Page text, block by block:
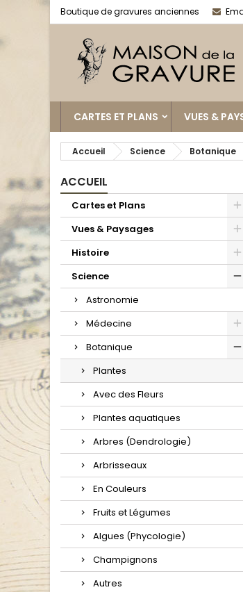
Boutique de gravures anciennes
CARTES ET PLANS VUES &
Accueil Science Botanique
ACCUEIL
Cartes et Plans
Vues & Paysages
Histoire
Science
Astronomie
Médecine
Botanique
Plantes
Avec des Fleurs
Plantes aquatiques
Arbres (Dendrologie)
Arbrisseaux
En Couleurs
Fruits et Légumes
Algues (Phycologie)
Champignons
Autres